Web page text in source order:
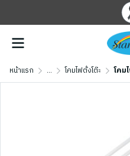
หน้าแรก ... โคมไฟตั้งโต๊ะ โคม